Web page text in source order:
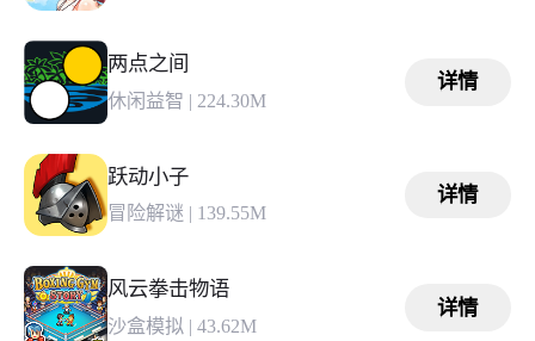
两点之间
休闲益智 | 224.30M
详情
跃动小子
冒险解谜 | 139.55M
详情
风云拳击物语
沙盒模拟 | 43.62M
详情